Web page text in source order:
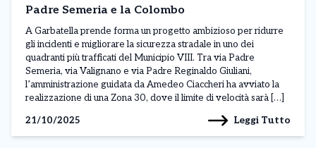
Padre Semeria e la Colombo
A Garbatella prende forma un progetto ambizioso per ridurre
gli incidenti e migliorare la sicurezza stradale in uno dei
quadranti più trafficati del Municipio VIII. Tra via Padre
Semeria, via Valignano e via Padre Reginaldo Giuliani,
l’amministrazione guidata da Amedeo Ciaccheri ha avviato la
realizzazione di una Zona 30, dove il limite di velocità sarà […]
21/10/2025
Leggi Tutto